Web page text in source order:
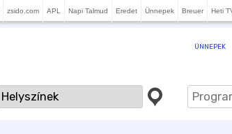
zsido.com APL Napi Talmud Eredet Ünnepek Breuer Heti
ÜNNEPEK